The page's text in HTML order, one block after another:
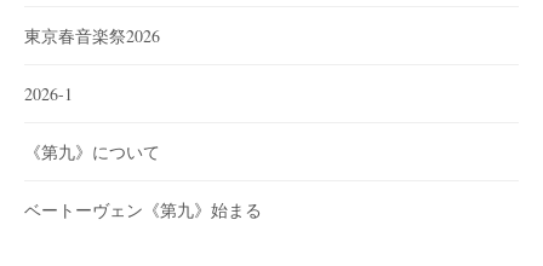
東京春音楽祭2026
2026-1
《第九》について
ベートーヴェン《第九》始まる